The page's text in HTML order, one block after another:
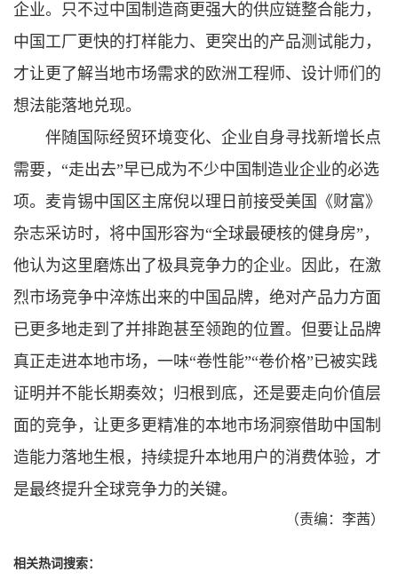
企业。只不过中国制造商更强大的供应链整合能力，
中国工厂更快的打样能力、更突出的产品测试能力，
才让更了解当地市场需求的欧洲工程师、设计师们的
想法能落地兑现。
伴随国际经贸环境变化、企业自身寻找新增长点
需要，“走出去”早已成为不少中国制造业企业的必选
项。麦肯锡中国区主席倪以理日前接受美国《财富》
杂志采访时，将中国形容为“全球最硬核的健身房”，
他认为这里磨炼出了极具竞争力的企业。因此，在激
烈市场竞争中淬炼出来的中国品牌，绝对产品力方面
已更多地走到了并排跑甚至领跑的位置。但要让品牌
真正走进本地市场，一味“卷性能”“卷价格”已被实践
证明并不能长期奏效；归根到底，还是要走向价值层
面的竞争，让更多更精准的本地市场洞察借助中国制
造能力落地生根，持续提升本地用户的消费体验，才
是最终提升全球竞争力的关键。
（责编：李茜）
相关热词搜索：